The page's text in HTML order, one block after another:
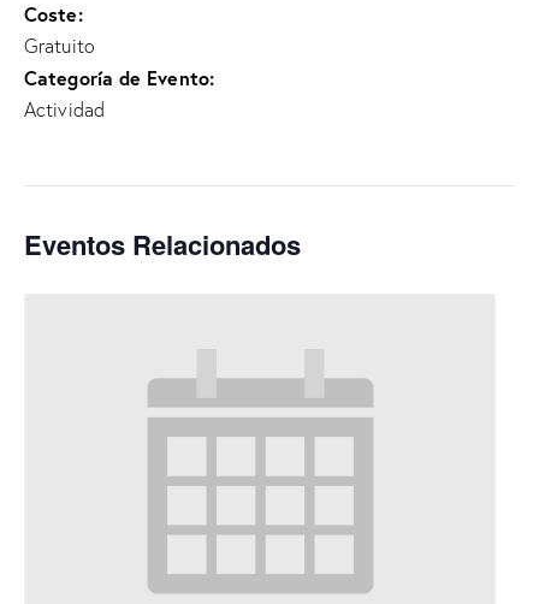
Coste:
Gratuito
Categoría de Evento:
Actividad
Eventos Relacionados